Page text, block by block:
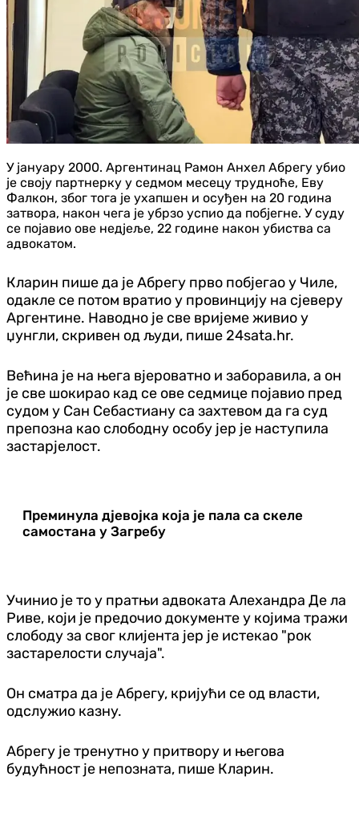
У јануару 2000. Аргентинац Рамон Анхел Абрегу убио
је своју партнерку у седмом месецу трудноће, Еву
Фалкон, због тога је ухапшен и осуђен на 20 година
затвора, након чега је убрзо успио да побјегне. У суду
се појавио ове недјеље, 22 године након убиства са
адвокатом.
Кларин пише да је Абрегу прво побјегао у Чиле,
одакле се потом вратио у провинцију на сјеверу
Аргентине. Наводно је све вријеме живио у
џунгли, скривен од људи, пише 24sata.hr.
Већина је на њега вјероватно и заборавила, а он
је све шокирао кад се ове седмице појавио пред
судом у Сан Себастиану са захтевом да га суд
препозна као слободну особу јер је наступила
застарјелост.
Преминула дјевојка која је пала са скеле
самостана у Загребу
Учинио је то у пратњи адвоката Алехандра Де ла
Риве, који је предочио документе у којима тражи
слободу за свог клијента јер је истекао "рок
застарелости случаја".
Он сматра да је Абрегу, кријући се од власти,
одслужио казну.
Абрегу је тренутно у притвору и његова
будућност је непозната, пише Кларин.